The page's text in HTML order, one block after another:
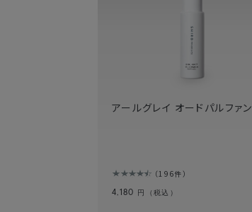
アールグレイ オードパルファン
196件
4,180 円（税込）